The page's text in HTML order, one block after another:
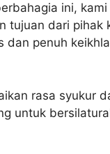
ini,
tujuan dari
dan penuh
rasa syukur
untuk